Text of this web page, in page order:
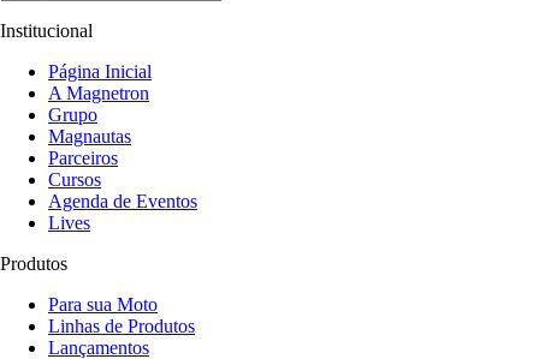
Institucional
Página Inicial
A Magnetron
Grupo
Magnautas
Parceiros
Cursos
Agenda de Eventos
Lives
Produtos
Para sua Moto
Linhas de Produtos
Lançamentos